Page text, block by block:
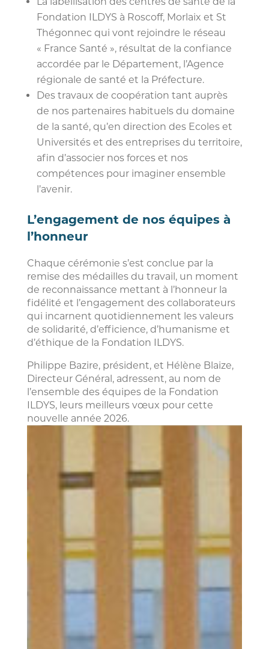
Fondation ILDYS à Roscoff, Morlaix et St
Thégonnec qui vont rejoindre le réseau
« France Santé », résultat de la confiance
accordée par le Département, l’Agence
régionale de santé et la Préfecture.
Des travaux de coopération tant auprès
de nos partenaires habituels du domaine
de la santé, qu’en direction des Ecoles et
Universités et des entreprises du territoire,
afin d’associer nos forces et nos
compétences pour imaginer ensemble
l’avenir.
L’engagement de nos équipes à
l’honneur
Chaque cérémonie s’est conclue par la
remise des médailles du travail, un moment
de reconnaissance mettant à l’honneur la
fidélité et l’engagement des collaborateurs
qui incarnent quotidiennement les valeurs
de solidarité, d’efficience, d’humanisme et
d’éthique de la Fondation ILDYS.
Philippe Bazire, président, et Hélène Blaize,
Directeur Général, adressent, au nom de
l’ensemble des équipes de la Fondation
ILDYS, leurs meilleurs vœux pour cette
nouvelle année 2026.